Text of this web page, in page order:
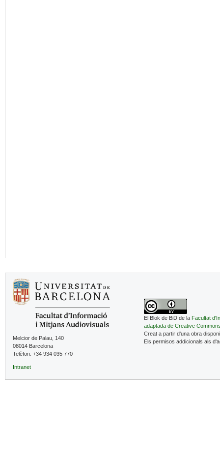
Melcior de Palau, 140
08014 Barcelona
Telèfon: +34 934 035 770
Intranet
El Blok de BiD de la Facultat
adaptada de Creative
Creat a partir d'una obra
Els permisos addicionals als